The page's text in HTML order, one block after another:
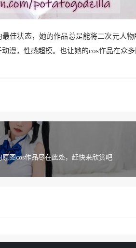
佳状态，她的作品总是能将二次元人
漫，性感超模。也让她的cos作品在众
原图cos作品尽在此处，赶快来欣赏吧